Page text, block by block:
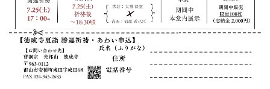
ランチ その他
その他
その他
その他